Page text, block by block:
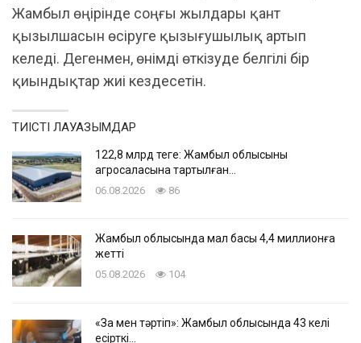
Жамбыл өңірінде соңғы жылдары қант
қызылшасын өсіруге қызығушылық артып
келеді. Дегенмен, өнімді өткізуде белгілі бір
қиындықтар жиі кездесетін.
ТИІСТІ ЛАУАЗЫМДАР
122,8 млрд теңге: Жамбыл облысының
агросаласына тартылған…
06.08.2026 86
Жамбыл облысында мал басы 4,4 миллионға
жетті
05.08.2026 104
«Заң мен тәртіп»: Жамбыл облысында 43 келі
есірткі…